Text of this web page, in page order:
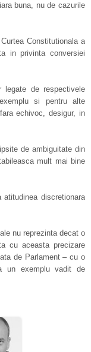
buna, nu de cazurile
Constitutionala a
in privinta conversiei
legate de respectivele
si pentru alte
echivoc, desigur, in
de ambiguitate din
mult mai bine
discretionara
nu reprezinta decat o
cu aceasta precizare
de Parlament – cu o
un exemplu vadit de